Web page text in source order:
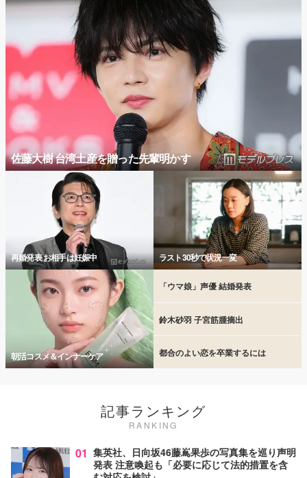
佐藤大樹 台湾土産を贈った先輩明かす
再婚発表 お相手は妊娠中 ラスト30秒で状況一変
朝活コスメ＆インナーケア
「ウマ娘」声優 結婚発表
鈴木砂羽 子宮筋腫摘出
都合のよい恋を卒業するには
記事ランキング
RANKING
01 集英社、日向坂46藤嶌果歩の写真集を巡り声明
発表 注意喚起も「必要に応じて法的措置を含